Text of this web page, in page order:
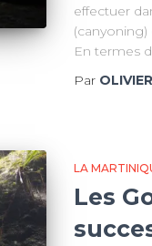
effectuer
En termes
Par
LA
Les